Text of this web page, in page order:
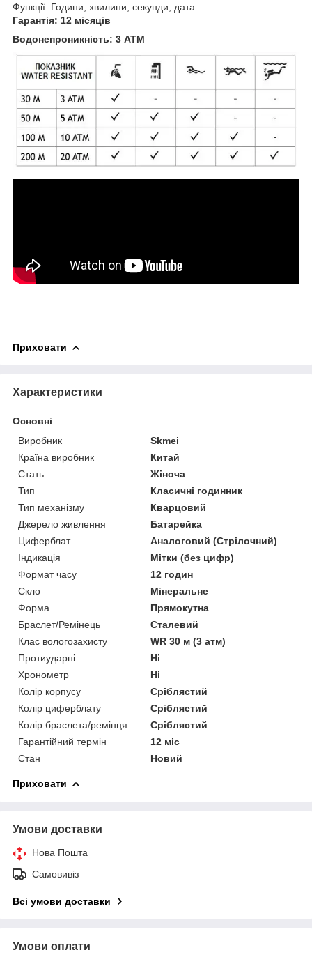
Функції: Години, хвилини, секунди, дата
Гарантія: 12 місяців
Водонепроникність: 3 ATM
Приховати
Характеристики
Основні
Виробник
Skmei
Країна виробник
Китай
Стать
Жіноча
Тип
Класичні годинник
Тип механізму
Кварцовий
Джерело живлення
Батарейка
Циферблат
Аналоговий (Стрілочний)
Індикація
Мітки (без цифр)
Формат часу
12 годин
Скло
Мінеральне
Форма
Прямокутна
Браслет/Ремінець
Сталевий
Клас вологозахисту
WR 30 м (3 атм)
Протиударні
Ні
Хронометр
Ні
Колір корпусу
Сріблястий
Колір циферблату
Сріблястий
Колір браслета/ремінця
Сріблястий
Гарантійний термін
12 міс
Стан
Новий
Приховати
Умови доставки
Нова Пошта
Самовивіз
Всі умови доставки
Умови оплати